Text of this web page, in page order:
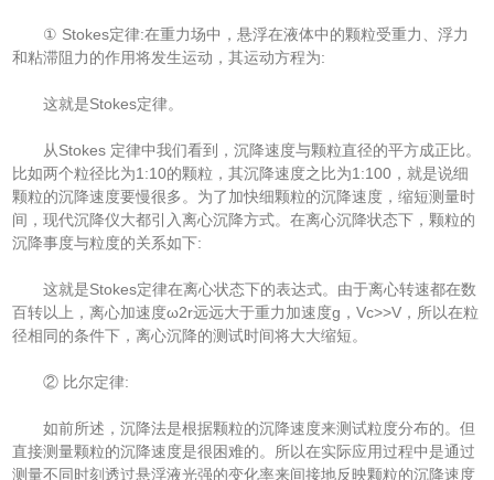
① Stokes定律:在重力场中，悬浮在液体中的颗粒受重力、浮力
和粘滞阻力的作用将发生运动，其运动方程为:
这就是Stokes定律。
从Stokes 定律中我们看到，沉降速度与颗粒直径的平方成正比。
比如两个粒径比为1:10的颗粒，其沉降速度之比为1:100，就是说细
颗粒的沉降速度要慢很多。为了加快细颗粒的沉降速度，缩短测量时
间，现代沉降仪大都引入离心沉降方式。在离心沉降状态下，颗粒的
沉降事度与粒度的关系如下:
这就是Stokes定律在离心状态下的表达式。由于离心转速都在数
百转以上，离心加速度ω2r远远大于重力加速度g，Vc>>V，所以在粒
径相同的条件下，离心沉降的测试时间将大大缩短。
② 比尔定律:
如前所述，沉降法是根据颗粒的沉降速度来测试粒度分布的。但
直接测量颗粒的沉降速度是很困难的。所以在实际应用过程中是通过
测量不同时刻透过悬浮液光强的变化率来间接地反映颗粒的沉降速度